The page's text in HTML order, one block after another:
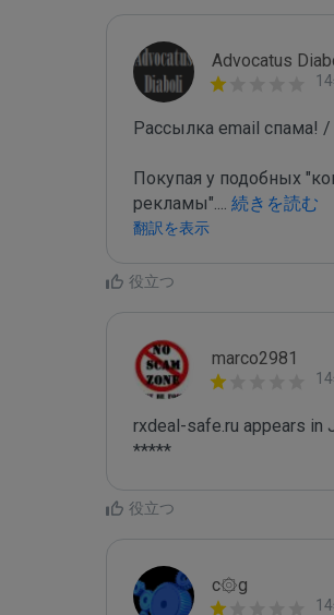
Advocatus
Рассылка email спама! /
Покупая у подобных
рекламы".... 続きを読む
翻訳を表示
役立つ
marco2981
rxdeal-safe.ru appears in
*****
役立つ
c۞g